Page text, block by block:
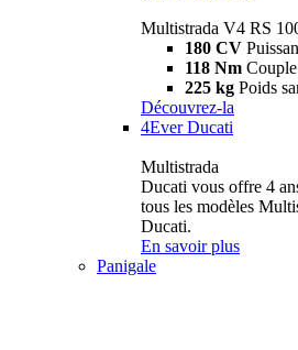
Multistrada V4 RS
180 CV
118 Nm Couple
225 kg Poids
Découvrez-la
4Ever Ducati
Multistrada
Ducati vous offre 4
tous les modèles
Ducati.
En savoir plus
Panigale